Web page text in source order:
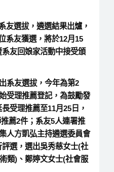
友選拔，遴選結果出爐，
系友獲選，將於12月15
友回娘家活動中接受頒
系友選拔，今年為第2
受理推薦登記，為鼓勵發
受理推薦至11月25日，
薦2件；系友5人連署推
人方凱弘主持遴選委員會
選，選出吳秀慈女士(社
類)、鄭婷文女士(社會服